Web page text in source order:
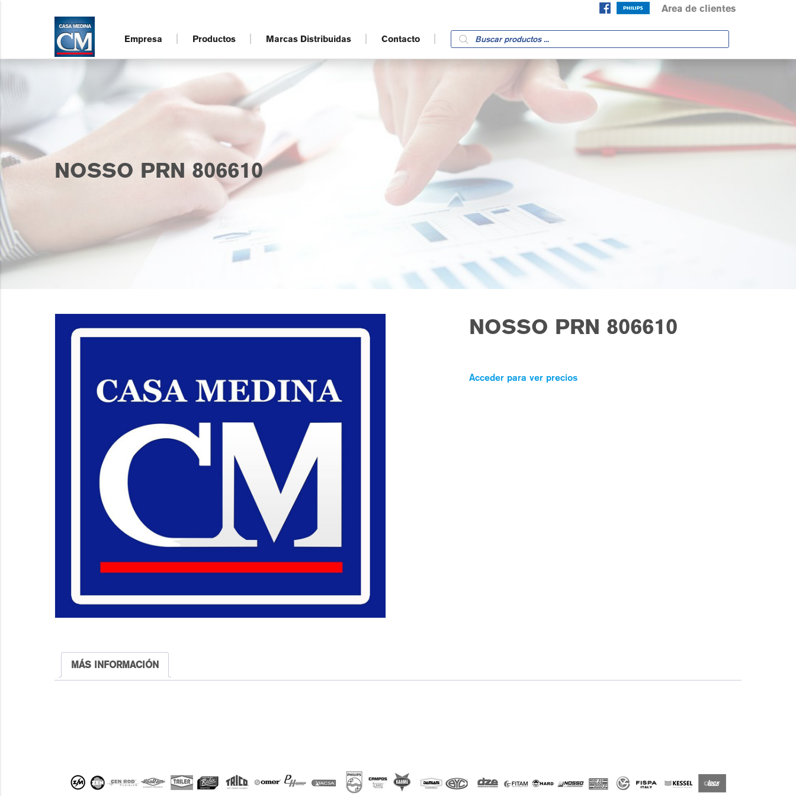
Area de clientes
Empresa Productos Marcas Distribuidas Contacto
Products
search
NOSSO PRN 806610
NOSSO PRN 806610
Acceder para ver precios
MÁS INFORMACIÓN